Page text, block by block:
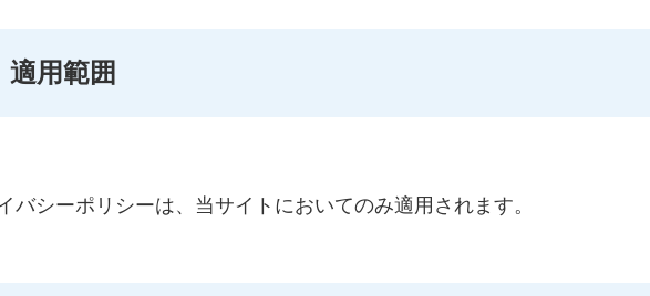
適用範囲
バシーポリシーは、当サイトにおいてのみ適用されます。